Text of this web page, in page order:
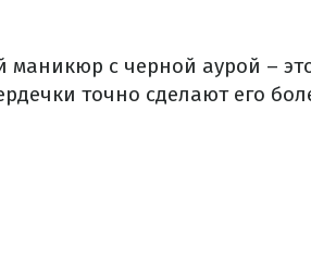
с черной аурой –
точно сделают его